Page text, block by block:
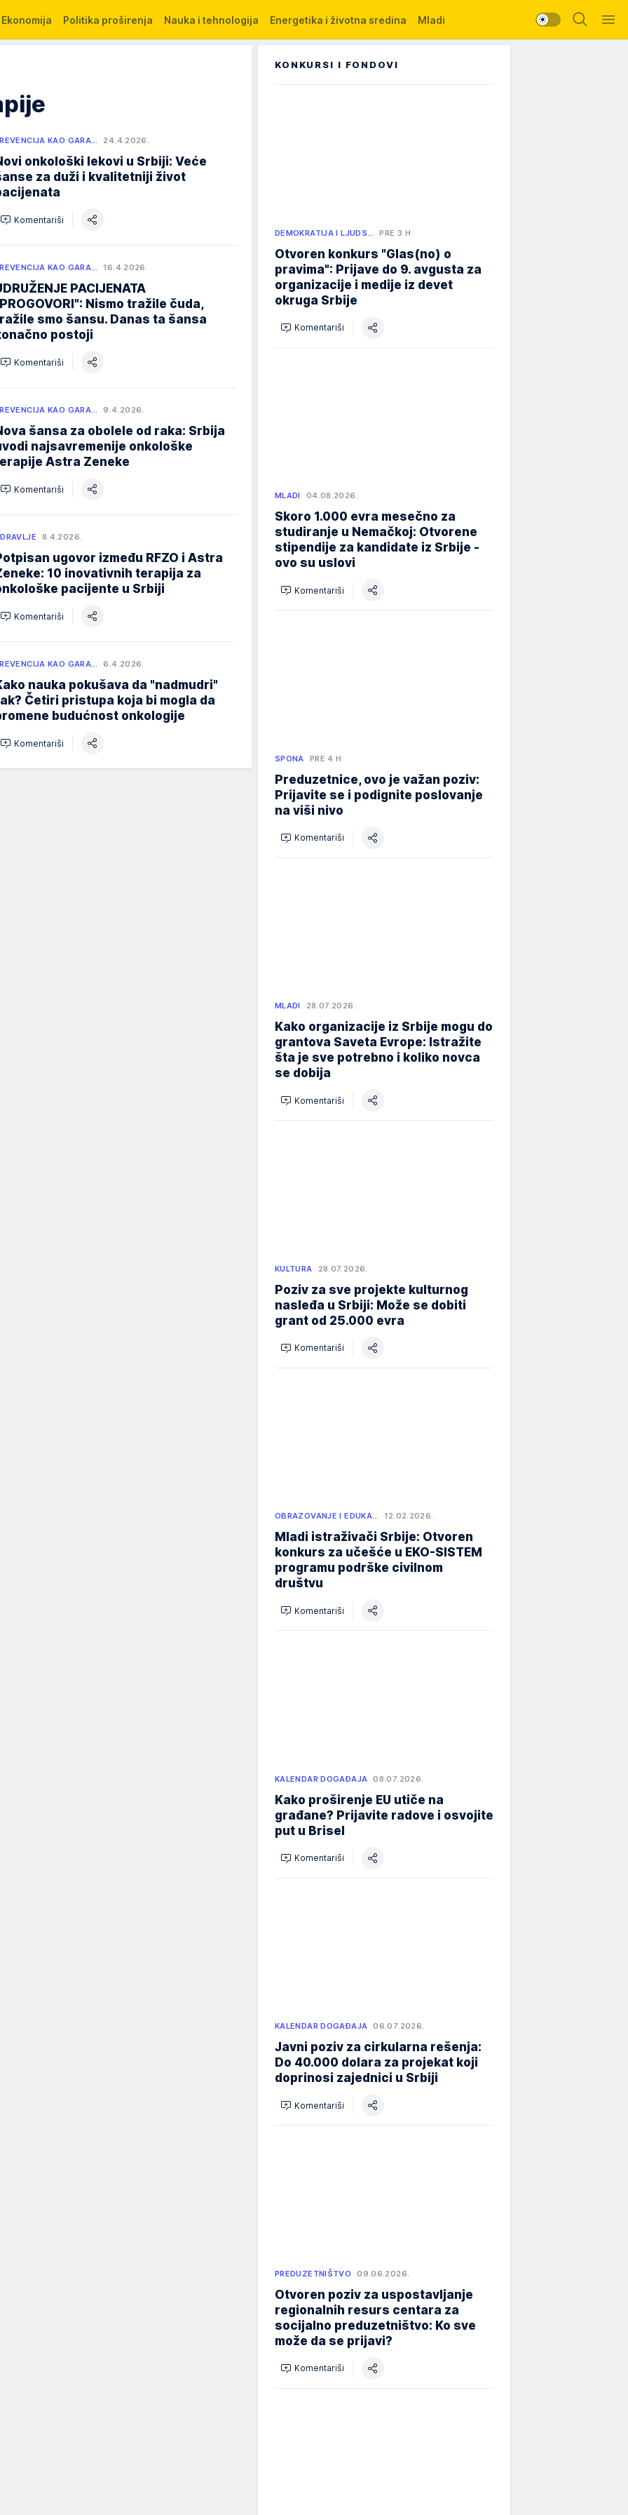
Ekonomija Politika proširenja Nauka i tehnologija Energetika i životna sredina Mladi
KAO GARA… 24.4.2026.
onkološki lekovi u Srbiji: Veće
za duži i kvalitetniji život
Komentariši
KAO GARA… 16.4.2026.
PACIJENATA
Nismo tražile čuda,
smo šansu. Danas ta šansa
postoji
Komentariši
KAO GARA… 9.4.2026.
šansa za obolele od raka: Srbija
najsavremenije onkološke
Astra Zeneke
Komentariši
8.4.2026.
ugovor između RFZO i Astra
10 inovativnih terapija za
pacijente u Srbiji
Komentariši
KAO GARA… 6.4.2026.
nauka pokušava da "nadmudri"
Četiri pristupa koja bi mogla da
budućnost onkologije
Komentariši
KONKURSI I FONDOVI
DEMOKRATIJA I LJUDS… PRE 3 H
Otvoren konkurs "Glas(no) o
pravima": Prijave do 9. avgusta za
organizacije i medije iz devet
okruga Srbije
Komentariši
MLADI 04.08.2026.
Skoro 1.000 evra mesečno za
studiranje u Nemačkoj: Otvorene
stipendije za kandidate iz Srbije -
ovo su uslovi
Komentariši
SPONA PRE 4 H
Preduzetnice, ovo je važan poziv:
Prijavite se i podignite poslovanje
na viši nivo
Komentariši
MLADI 28.07.2026.
Kako organizacije iz Srbije mogu do
grantova Saveta Evrope: Istražite
šta je sve potrebno i koliko novca
se dobija
Komentariši
KULTURA 28.07.2026.
Poziv za sve projekte kulturnog
nasleđa u Srbiji: Može se dobiti
grant od 25.000 evra
Komentariši
OBRAZOVANJE I EDUKA… 12.02.2026.
Mladi istraživači Srbije: Otvoren
konkurs za učešće u EKO-SISTEM
programu podrške civilnom
društvu
Komentariši
KALENDAR DOGAĐAJA 08.07.2026.
Kako proširenje EU utiče na
građane? Prijavite radove i osvojite
put u Brisel
Komentariši
KALENDAR DOGAĐAJA 06.07.2026.
Javni poziv za cirkularna rešenja:
Do 40.000 dolara za projekat koji
doprinosi zajednici u Srbiji
Komentariši
PREDUZETNIŠTVO 09.06.2026.
Otvoren poziv za uspostavljanje
regionalnih resurs centara za
socijalno preduzetništvo: Ko sve
može da se prijavi?
Komentariši